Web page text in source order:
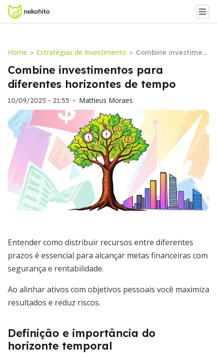
Home > Estratégias de Investimento > Combine investimen
horizontes de tempo
Combine investimentos para
diferentes horizontes de tempo
10/09/2025 - 21:55 • Matheus Moraes
Entender como distribuir recursos entre diferentes
prazos é essencial para alcançar metas financeiras com
segurança e rentabilidade.
Ao alinhar ativos com objetivos pessoais você maximiza
resultados e reduz riscos.
Definição e importância do
horizonte temporal